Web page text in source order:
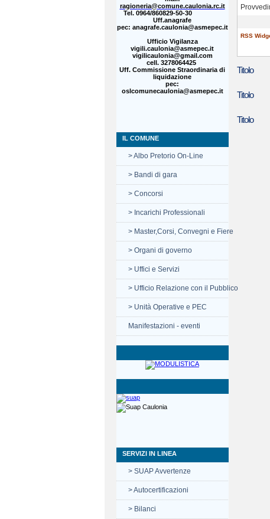
primo cittadino durante seduta Consiglio comunale
RSS
Titolo
Titolo
Titolo
ragioneria@comune.caulonia.rc.it
Tel. 0964/860829-50-30
Uff.anagrafe
pec: anagrafe.caulonia@asmepec.it
Ufficio Vigilanza
vigili.caulonia@asmepec.it
vigilicaulonia@gmail.com
cell. 3278064425
Uff. Commissione Straordinaria di
liquidazione
pec:
oslcomunecaulonia@asmepec.it
IL COMUNE
> Albo Pretorio On-Line
> Bandi di gara
> Concorsi
> Incarichi Professionali
> Master,Corsi, Convegni e Fiere
> Organi di governo
> Uffici e Servizi
> Ufficio Relazione con il Pubblico
> Unità Operative e PEC
Manifestazioni - eventi
SERVIZI IN LINEA
> SUAP Avvertenze
> Autocertificazioni
> Bilanci